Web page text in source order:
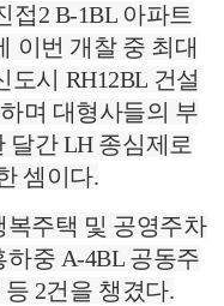
접2 B-1BL 아파트
이번 개찰 중 최대
시 RH12BL 건설
며 대형사들의 부
달간 LH 종심제로
셈이다.
복주택 및 공영주차
하중 A-4BL 공동주
등 2건을 챙겼다.